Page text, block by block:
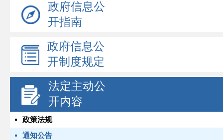
政府信息公
开指南
政府信息公
开制度规定
法定主动公
开内容
政策法规
通知公告